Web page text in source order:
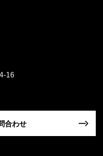
16
合わせ